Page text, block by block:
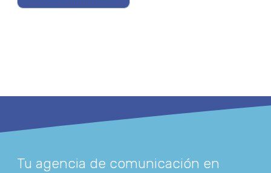
Tu agencia de comunicación en